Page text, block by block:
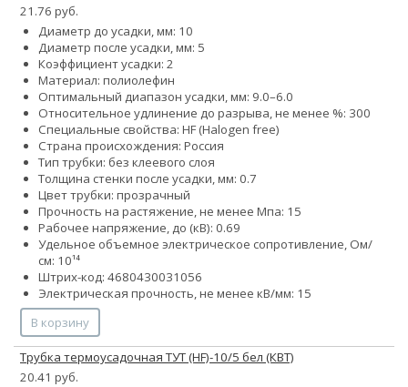
21.76 руб.
Диаметр до усадки, мм: 10
Диаметр после усадки, мм: 5
Коэффициент усадки: 2
Материал: полиолефин
Оптимальный диапазон усадки, мм: 9.0–6.0
Относительное удлинение до разрыва, не менее %: 300
Специальные свойства: HF (Halogen free)
Страна происхождения: Россия
Тип трубки: без клеевого слоя
Толщина стенки после усадки, мм: 0.7
Цвет трубки: прозрачный
Прочность на растяжение, не менее Мпа: 15
Рабочее напряжение, до (кВ): 0.69
Удельное объемное электрическое сопротивление, Ом/
см: 10¹⁴
Штрих-код: 4680430031056
Электрическая прочность, не менее кВ/мм: 15
В корзину
Трубка термоусадочная ТУТ (HF)-10/5 бел (КВТ)
20.41 руб.